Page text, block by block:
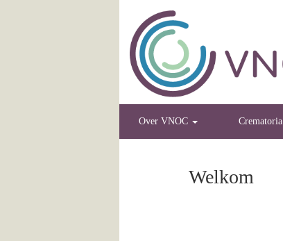
Over VNOC Crematoria
Welkom